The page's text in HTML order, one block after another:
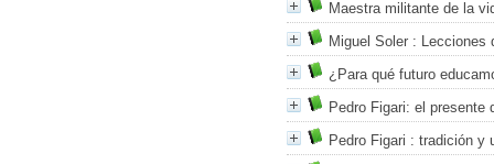
Maestra militante de la
Miguel Soler : Lecciones
¿Para qué futuro
Pedro Figari: el presente
Pedro Figari : tradición y